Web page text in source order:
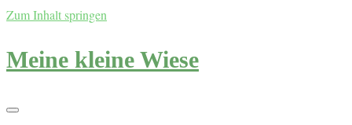
Zum Inhalt springen
Meine kleine Wiese